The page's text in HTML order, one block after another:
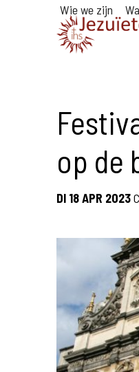
Wie we zijn
op de
DI 18 APR 2023